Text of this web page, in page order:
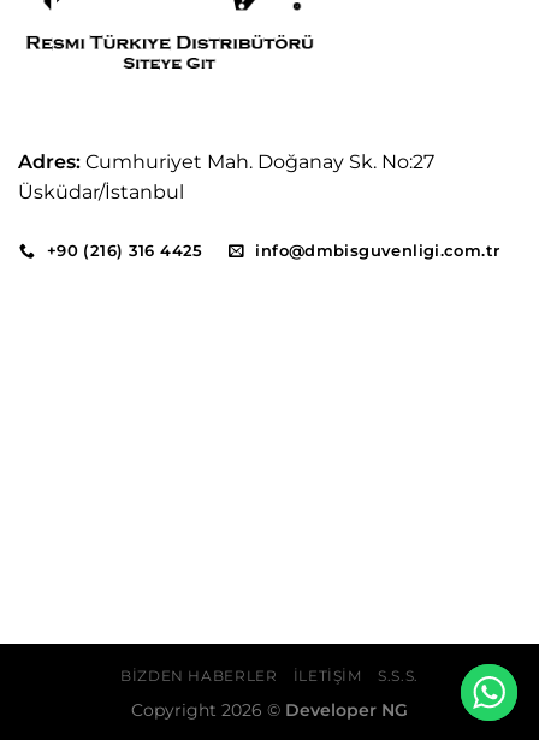
Adres: Cumhuriyet Mah. Doğanay Sk. No:27
Üsküdar/İstanbul
+90 (216) 316 4425 info@dmbisguvenligi.com.tr
BIZDEN HABERLER İLETIŞIM S.S.S.
Copyright 2026 © Developer NG